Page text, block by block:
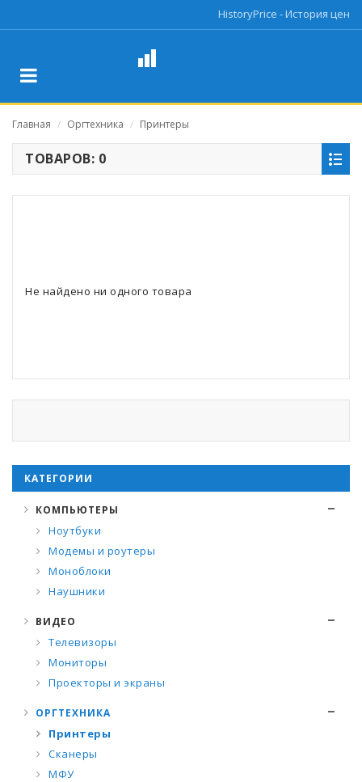
HistoryPrice - История цен
Главная / Оргтехника / Принтеры
ТОВАРОВ: 0
Не найдено ни одного товара
КАТЕГОРИИ
КОМПЬЮТЕРЫ
Ноутбуки
Модемы и роутеры
Моноблоки
Наушники
ВИДЕО
Телевизоры
Мониторы
Проекторы и экраны
ОРГТЕХНИКА
Принтеры
Сканеры
МФУ